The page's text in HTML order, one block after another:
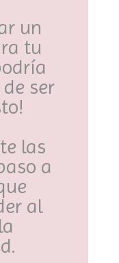
un
tu
ser
las
a
al